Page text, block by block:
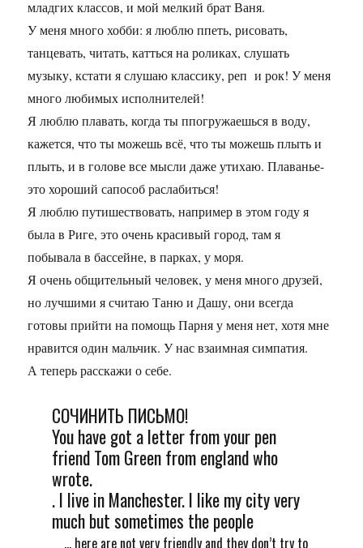
младгих классов, и мой мелкий брат Ваня.
У меня много хобби: я люблю ппеть, рисовать,
танцевать, читать, катться на роликах, слушать
музыку, кстати я слушаю классику, реп и рок! У меня
много любимых исполнителей!
Я люблю плавать, когда ты ппогружаешься в воду,
кажется, что ты можешь всё, что ты можешь плыть и
плыть, и в голове все мысли даже утихаю. Плаванье-
это хороший сапособ раслабиться!
Я люблю путишествовать, например в этом году я
была в Риге, это очень красивый город, там я
побывала в бассейне, в парках, у моря.
Я очень общительный человек, у меня много друзей,
но лучшими я считаю Таню и Дашу, они всегда
готовы прийти на помощь Парня у меня нет, хотя мне
нравится один мальчик. У нас взаимная симпатия.
А теперь расскажи о себе.
СОЧИНИТЬ ПИСЬМО!
You have got a letter from your pen
friend Tom Green from england who
wrote.
. I live in Manchester. I like my city very
much but sometimes the people
... here are not very friendly and they don’t try to